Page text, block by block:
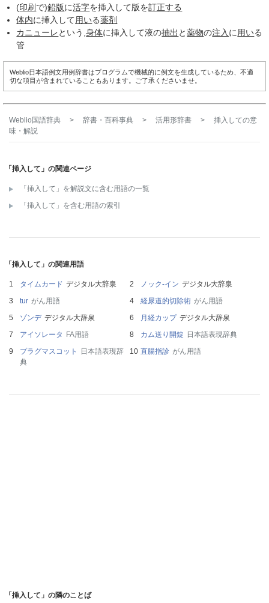
(印刷 で)鉛版に活字を挿入して版を訂正する
体内に挿入して用いる薬剤
カニューレという,身体に挿入して液の抽出 と薬物の注入 に 用いる
管
Weblio日本語例文用例辞書はプログラムで機械的に例文を生成しているため、不適
切な項目が含まれていることもあります。ご了承くださいませ。
Weblio国語辞典 > 辞書・百科事典 > 活用形辞書 > 挿入しての意
味・解説
「挿入して」の関連ページ
「挿入して」を解説文に含む用語の一覧
「挿入して」を含む用語の索引
「挿入して」の関連用語
タイムカード デジタル大辞泉 ノック‐イン デジタル大辞泉
tur がん用語 経尿道的切除術 がん用語
ゾンデ デジタル大辞泉 月経カップ デジタル大辞泉
アイソレータ
FA用語 カム送り開錠 日本語表現辞典
プラグマスコット
日本語表現辞
典
直腸指診 がん用語
「挿入して」の隣のことば